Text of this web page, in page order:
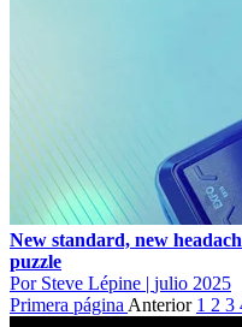
New standard, new
puzzle
Por Steve Lépine | julio 2025
Primera página Anterior 1 2 3